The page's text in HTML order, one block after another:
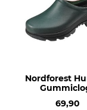
Nordforest
69,90